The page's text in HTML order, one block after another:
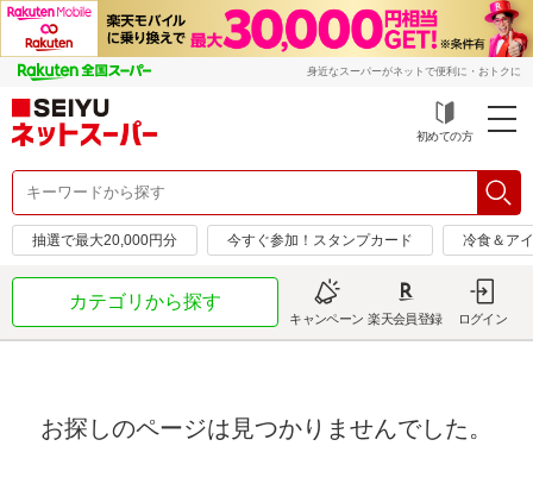
身近なスーパーがネットで便利に・おトクに
初めての方
抽選で最大20,000円分 今すぐ参加！スタンプカード 冷食＆ア
カテゴリから探す
キャンペーン 楽天会員登録 ログイン
お探しのページは見つかりませんでした。